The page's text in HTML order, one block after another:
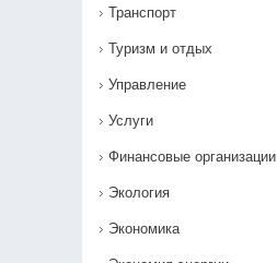
Транспорт
Туризм и отдых
Управление
Услуги
Финансовые организации
Экология
Экономика